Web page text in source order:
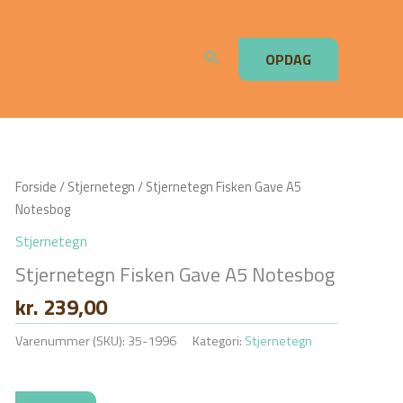
Søg OPDAG
Forside/Stjernetegn/ Stjernetegn Fisken Gave A5
Notesbog
Stjernetegn
Stjernetegn Fisken Gave A5 Notesbog
kr. 239,00
Varenummer (SKU): 35-1996 Kategori: Stjernetegn